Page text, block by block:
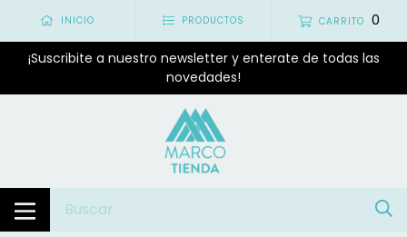
INICIO PRODUCTOS CARRITO 0
¡Suscribite a nuestro newsletter y enterate de todas las
novedades!